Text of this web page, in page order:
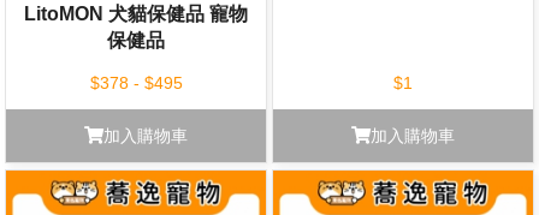
LitoMON 犬貓保健品 寵物
保健品
$378 - $495
加入購物車
$1
加入購物車